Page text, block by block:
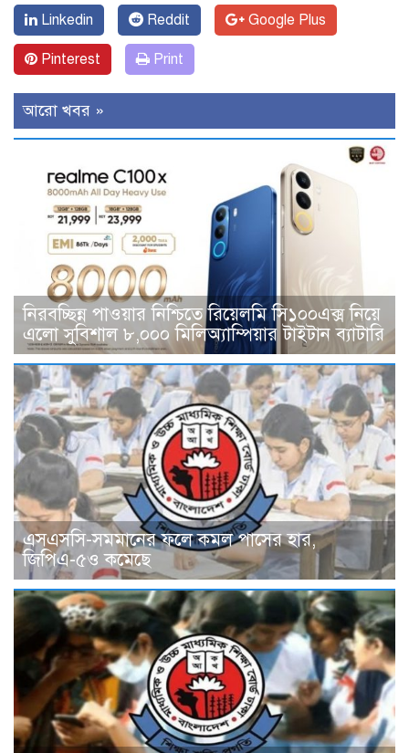
Linkedin Reddit Google Plus
Pinterest Print
আরো খবর »
নিরবচ্ছিন্ন পাওয়ার নিশ্চিতে রিয়েলমি সি১০০এক্স নিয়ে
এলো সুবিশাল ৮,০০০ মিলিঅ্যাম্পিয়ার টাইটান ব্যাটারি
এসএসসি-সমমানের ফলে কমল পাসের হার,
জিপিএ-৫ও কমেছে